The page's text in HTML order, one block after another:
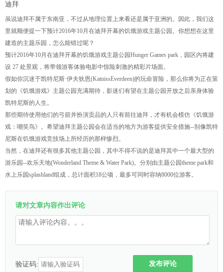
迪拜
虽说迪拜不属于东南亚，不过从地理位置上来看还是属于亚洲的。因此，我们这
里就顺便提一下预计2016年10月在迪拜开幕的饥饿游戏主题公园。你想想在这里
建造的主题乐园，怎么能错过呢？
预计2016年10月在迪拜开幕的饥饿游戏主题公园Hunger Games park，园区内将建
设 27 处景观，将带领游客体验电影中惊险刺激的精彩片场面。
假如你沉迷于凯特尼斯·伊夫狄恩(KatnissEverdeen)的玩命冒险，那么你将为正在策
划的《饥饿游戏》主题公园充满期待，影迷们有望在主题公园开放之后亲身体验
凯特尼斯的人生。
那些期待使用他们的弓箭并扮演贡品的人只有前往迪拜，才有机会模仿《饥饿游
戏：嘲笑鸟》。希望迪拜主题公园会在适当的地方为游客提供安全措施--别像凯特
尼斯在饥饿游戏竞技场上所经历的那样惨烈。
当然，在迪拜还有很多其他主题公园，其中不得不说的是迪拜其中一个最大型的
游乐园--欢乐天地(Wonderland Theme & Water Park)。分别由主题公园theme park和
水上乐园splashland组成，总计面积18公顷，最多可同时容纳8000位游客。
请对文章内容作出评论
验证码: 发布评论